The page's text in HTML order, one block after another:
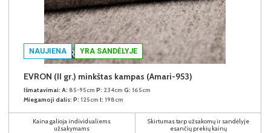
NAUJIENA YRA SANDĖLYJE
EVRON (II gr.) minkštas kampas (Amari-953)
Išmatavimai: A: 85-95cm P: 234cm G: 165cm
Miegamoji dalis: P: 125cm I: 198cm
Kaina galioja individualiems
užsakymams
Skirtumas tarp užsakomų ir sandėlyje
esančių prekių kainų